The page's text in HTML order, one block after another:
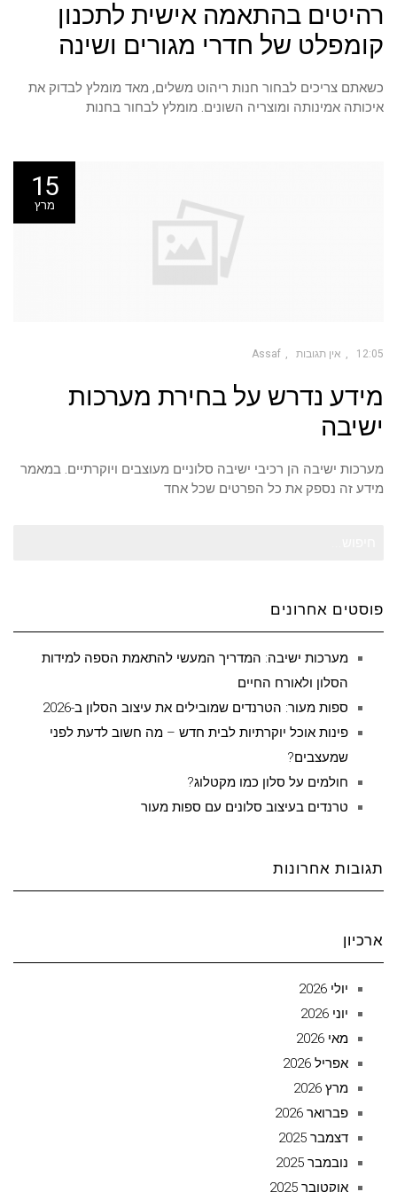
רהיטים בהתאמה אישית לתכנון
קומפלט של חדרי מגורים ושינה
כשאתם צריכים לבחור חנות ריהוט משלים, מאד מומלץ לבדוק את
איכותה אמינותה ומוצריה השונים. מומלץ לבחור בחנות
15
מרץ
12:05 אין תגובות Assaf
מידע נדרש על בחירת מערכות
ישיבה
מערכות ישיבה הן רכיבי ישיבה סלוניים מעוצבים ויוקרתיים. במאמר
מידע זה נספק את כל הפרטים שכל אחד
פוסטים אחרונים
מערכות ישיבה: המדריך המעשי להתאמת הספה למידות
הסלון ולאורח החיים
ספות מעור: הטרנדים שמובילים את עיצוב הסלון ב-2026
פינות אוכל יוקרתיות לבית חדש – מה חשוב לדעת לפני
שמעצבים?
חולמים על סלון כמו מקטלוג?
טרנדים בעיצוב סלונים עם ספות מעור
תגובות אחרונות
ארכיון
יולי 2026
יוני 2026
מאי 2026
אפריל 2026
מרץ 2026
פברואר 2026
דצמבר 2025
נובמבר 2025
אוקטובר 2025